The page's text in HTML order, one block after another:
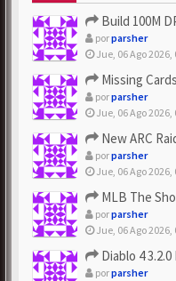
Build 100M DPS
porparsher
Jue, 06 Ago 2026,
Missing Cards?
porparsher
Jue, 06 Ago 2026,
New ARC Raiders
porparsher
Jue, 06 Ago 2026,
MLB The Show
porparsher
Jue, 06 Ago 2026,
Diablo 4 3.2.0
porparsher